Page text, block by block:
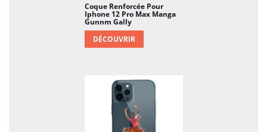
Coque Renforcée Pour
Iphone 12 Pro Max Manga
Gunnm Gally
DÉCOUVRIR